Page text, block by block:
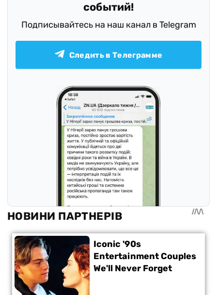
событий!
Подписывайтесь на наш канал в Telegram
Следить в Телеграмме